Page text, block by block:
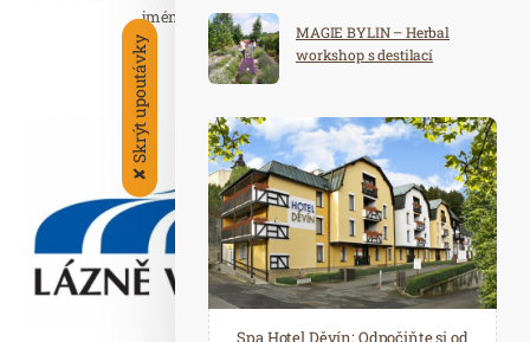
jméno Janské Lázně získaly díky…
Číst celý článek
Led. 14
2020
✘
Skrýt upoutávky
MAGIE BYLIN – Herbal
workshop s destilací
Spa Hotel Děvín: Odpočiňte si od
Saunový ráj Holice: Odpočinek a